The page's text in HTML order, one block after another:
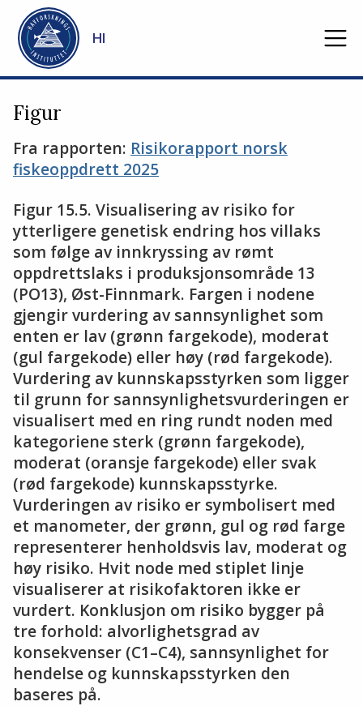
Gå til hovedinnhold
HI
Figur
Fra rapporten: Risikorapport norsk
fiskeoppdrett 2025
Figur 15.5. Visualisering av risiko for
ytterligere genetisk endring hos villaks
som følge av innkryssing av rømt
oppdrettslaks i produksjonsområde 13
(PO13), Øst-Finnmark. Fargen i nodene
gjengir vurdering av sannsynlighet som
enten er lav (grønn fargekode), moderat
(gul fargekode) eller høy (rød fargekode).
Vurdering av kunnskapsstyrken som ligger
til grunn for sannsynlighetsvurderingen er
visualisert med en ring rundt noden med
kategoriene sterk (grønn fargekode),
moderat (oransje fargekode) eller svak
(rød fargekode) kunnskapsstyrke.
Vurderingen av risiko er symbolisert med
et manometer, der grønn, gul og rød farge
representerer henholdsvis lav, moderat og
høy risiko. Hvit node med stiplet linje
visualiserer at risikofaktoren ikke er
vurdert. Konklusjon om risiko bygger på
tre forhold: alvorlighetsgrad av
konsekvenser (C1–C4), sannsynlighet for
hendelse og kunnskapsstyrken den
baseres på.